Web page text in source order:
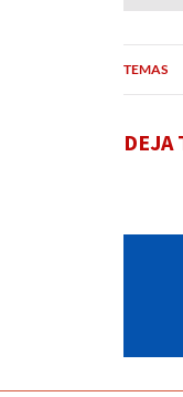
TEMAS
DEJA